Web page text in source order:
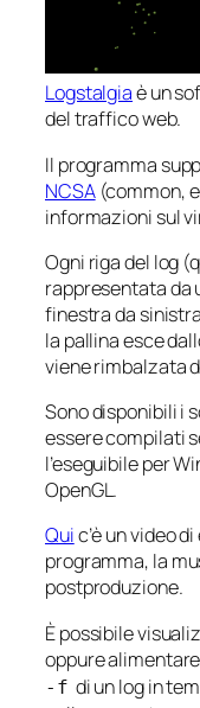
Logstalgiaè un
del traffico web.
Il programma
NCSA(common,
informazioni sul
Ogni riga del log
rappresentata da
finestra da
la pallina esce
viene rimbalzata
Sono disponibili i
essere compilati
l’eseguibile per
OpenGL.
Quic’è un video
programma, la
postproduzione.
È possibile
oppure
-f di un log in